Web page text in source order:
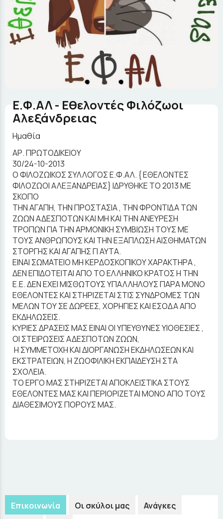
Ε.Φ.ΑΛ - Εθελοντές Φιλόζωοι
Αλεξάνδρειας
Ημαθία
ΑΡ. ΠΡΩΤΟΔΙΚΕΙΟΥ
30/24-10-2013
Ο ΦΙΛΟΖΩΙΚΟΣ ΣΥΛΛΟΓΟΣ Ε.Φ.ΑΛ. { ΕΘΕΛΟΝΤΕΣ
ΦΙΛΟΖΩΟΙ ΑΛΕΞΑΝΔΡΕΙΑΣ} ΙΔΡΥΘΗΚΕ ΤΟ 2013 ΜΕ
ΣΚΟΠΟ
ΤΗΝ ΑΓΑΠΗ, ΤΗΝ ΠΡΟΣΤΑΣΙΑ , ΤΗΝ ΦΡΟΝΤΙΔΑ ΤΩΝ
ΖΩΩΝ ΑΔΕΣΠΟΤΩΝ ΚΑΙ ΜΗ ΚΑΙ ΤΗΝ ΑΝΕΥΡΕΣΗ
ΤΡΟΠΩΝ ΓΙΑ ΤΗΝ ΑΡΜΟΝΙΚΗ ΣΥΜΒΙΩΣΗ ΤΟΥΣ ΜΕ
ΤΟΥΣ ΑΝΘΡΩΠΟΥΣ ΚΑΙ ΤΗΝ ΕΞΑΠΛΩΣΗ ΑΙΣΘΗΜΑΤΩΝ
ΣΤΟΡΓΗΣ ΚΑΙ ΑΓΑΠΗΣ ΓΙ ΑΥΤΑ.
ΕΙΝΑΙ ΣΩΜΑΤΕΙΟ ΜΗ ΚΕΡΔΟΣΚΟΠΙΚΟΥ ΧΑΡΑΚΤΗΡΑ ,
ΔΕΝ ΕΠΙΔΟΤΕΙΤΑΙ ΑΠΟ ΤΟ ΕΛΛΗΝΙΚΟ ΚΡΑΤΟΣ Η ΤΗΝ
Ε.Ε. ΔΕΝ ΕΧΕΙ ΜΙΣΘΩΤΟΥΣ ΥΠΑΛΛΗΛΟΥΣ ΠΑΡΑ ΜΟΝΟ
ΕΘΕΛΟΝΤΕΣ ΚΑΙ ΣΤΗΡΙΖΕΤΑΙ ΣΤΙΣ ΣΥΝΔΡΟΜΕΣ ΤΩΝ
ΜΕΛΩΝ ΤΟΥ ΣΕ ΔΩΡΕΕΣ, ΧΟΡΗΓΙΕΣ ΚΑΙ ΕΣΟΔΑ ΑΠΟ
ΕΚΔΗΛΩΣΕΙΣ.
ΚΥΡΙΕΣ ΔΡΑΣΕΙΣ ΜΑΣ ΕΙΝΑΙ ΟΙ ΥΠΕΥΘΥΝΕΣ ΥΙΟΘΕΣΙΕΣ ,
ΟΙ ΣΤΕΙΡΩΣΕΙΣ ΑΔΕΣΠΟΤΩΝ ΖΩΩΝ,
Η ΣΥΜΜΕΤΟΧΗ ΚΑΙ ΔΙΟΡΓΑΝΩΣΗ ΕΚΔΗΛΩΣΕΩΝ ΚΑΙ
ΕΚΣΤΡΑΤΕΙΩΝ, Η ΖΩΟΦΙΛΙΚΗ ΕΚΠΑΙΔΕΥΣΗ ΣΤΑ
ΣΧΟΛΕΙΑ.
ΤΟ ΕΡΓΟ ΜΑΣ ΣΤΗΡΙΖΕΤΑΙ ΑΠΟΚΛΕΙΣΤΙΚΑ ΣΤΟΥΣ
ΕΘΕΛΟΝΤΕΣ ΜΑΣ ΚΑΙ ΠΕΡΙΟΡΙΖΕΤΑΙ ΜΟΝΟ ΑΠΟ ΤΟΥΣ
ΔΙΑΘΕΣΙΜΟΥΣ ΠΟΡΟΥΣ ΜΑΣ.
Επικοινωνία Οι σκύλοι μας
Ανάγκες